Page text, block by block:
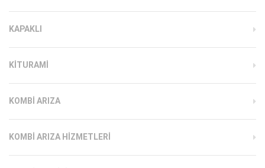
KAPAKLI
KITURAMI
KOMBI ARIZA
KOMBI ARIZA HIZMETLERI